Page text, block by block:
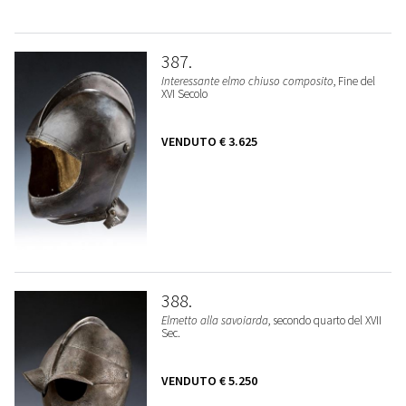
387
Interessante elmo chiuso composito, Fine del
XVI Secolo
VENDUTO € 3.625
388
Elmetto alla savoiarda, secondo quarto del XVII
Sec.
VENDUTO € 5.250